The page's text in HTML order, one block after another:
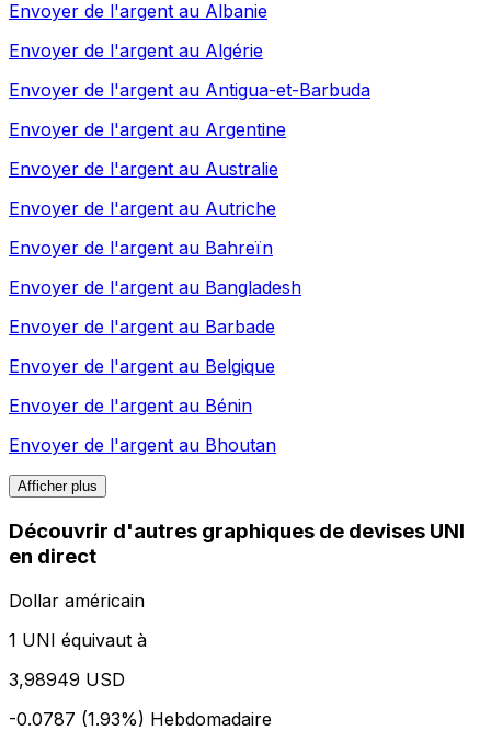
Envoyer de l'argent au Albanie
Envoyer de l'argent au Algérie
Envoyer de l'argent au Antigua-et-Barbuda
Envoyer de l'argent au Argentine
Envoyer de l'argent au Australie
Envoyer de l'argent au Autriche
Envoyer de l'argent au Bahreïn
Envoyer de l'argent au Bangladesh
Envoyer de l'argent au Barbade
Envoyer de l'argent au Belgique
Envoyer de l'argent au Bénin
Envoyer de l'argent au Bhoutan
Afficher plus
Découvrir d'autres graphiques de devises UNI
en direct
Dollar américain
1 UNI équivaut à
3,98949 USD
-0.0787 (1.93%) Hebdomadaire